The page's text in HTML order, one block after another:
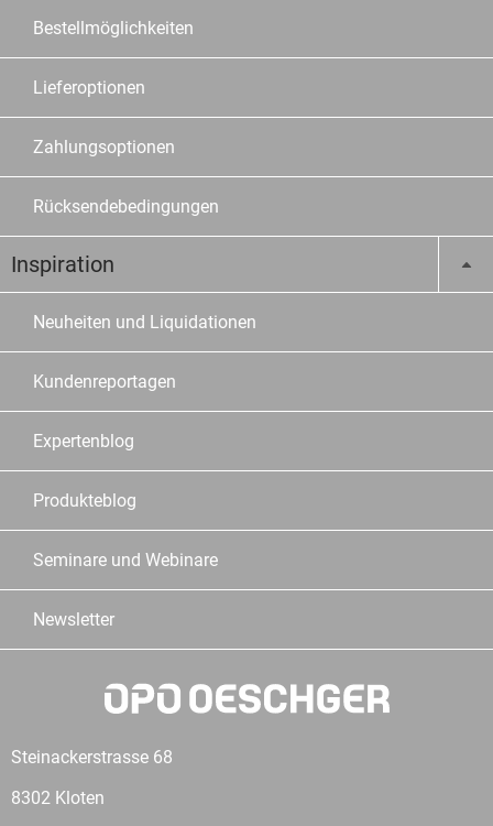
Bestellmöglichkeiten
Lieferoptionen
Zahlungsoptionen
Rücksendebedingungen
Inspiration
Neuheiten und Liquidationen
Kundenreportagen
Expertenblog
Produkteblog
Seminare und Webinare
Newsletter
Steinackerstrasse 68
8302 Kloten